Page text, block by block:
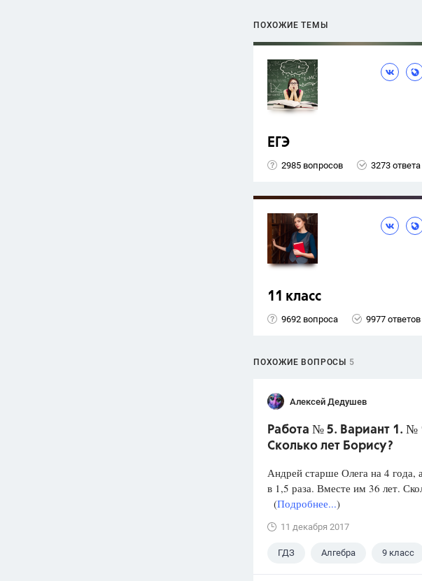
ПОХОЖИЕ ТЕМЫ
ЕГЭ
2985 вопросов 3273 ответа
11 класс
9692 вопроса 9977 ответов
ПОХОЖИЕ ВОПРОСЫ 5
Алексей Дедушев
Работа № 5. Вариант 1. №
Сколько лет Борису?
Андрей старше Олега на 4 года,
в 1,5 раза. Вместе им 36 лет.
(Подробнее...)
11 декабря 2017
ГДЗ Алгебра 9 класс